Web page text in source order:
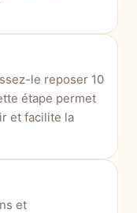
le reposer 10
étape permet
et facilite la
et